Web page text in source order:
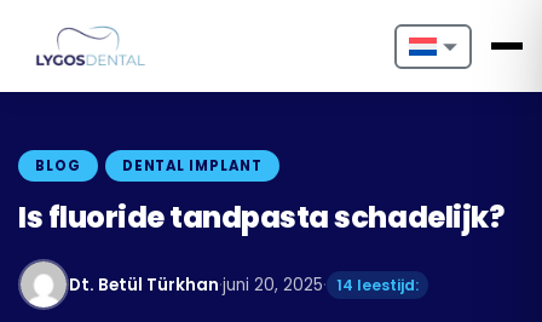
Nederlands
Français
BLOG DENTAL IMPLANT
Is fluoride tandpasta schadelijk?
Dt. Betül Türkhan·juni 20, 2025· 14 leestijd: